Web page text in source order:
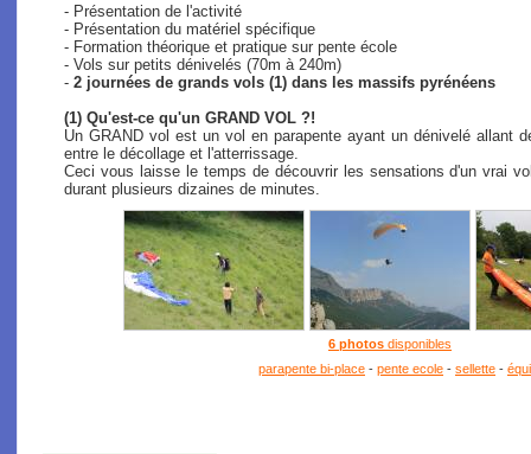
- Présentation de l'activité
- Présentation du matériel spécifique
- Formation théorique et pratique sur pente école
- Vols sur petits dénivelés (70m à 240m)
- 2 journées de grands vols (1) dans les massifs pyrénéens
(1) Qu'est-ce qu'un GRAND VOL ?!
Un GRAND vol est un vol en parapente ayant un dénivelé allant
entre le décollage et l'atterrissage.
Ceci vous laisse le temps de découvrir les sensations d'un vrai
durant plusieurs dizaines de minutes.
6 photos disponibles
parapente bi-place - pente ecole - sellette -